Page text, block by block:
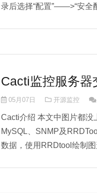
录后选择“配置”——>“安
Cacti监控服务器
05月07日 开源监控
Cacti介绍 本文中图片都
MySQL、SNMP及
数据，使用RRDtool绘制